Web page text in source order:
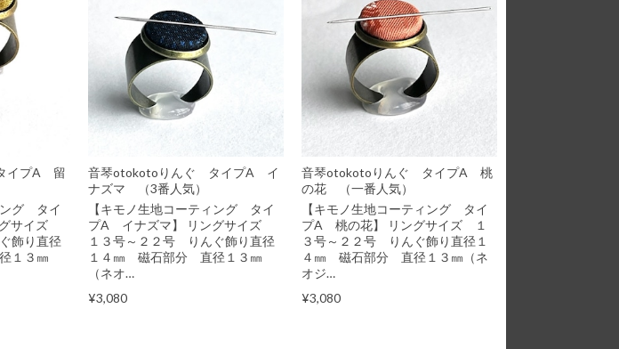
イプA 留
ング タイ
サイズ
飾り直径
１３㎜
音琴otokotoりんぐ タイプA イ
ナズマ （3番人気）
【キモノ生地コーティング タイ
プA イナズマ】 リングサイズ
１３号～２２号 りんぐ飾り直径
１４㎜ 磁石部分 直径１３㎜
（ネオ…
¥3,080
音琴otokotoりんぐ タイプA 桃
の花 （一番人気）
【キモノ生地コーティング タイ
プA 桃の花】 リングサイズ １
３号～２２号 りんぐ飾り直径１
４㎜ 磁石部分 直径１３㎜（ネ
オジ…
¥3,080